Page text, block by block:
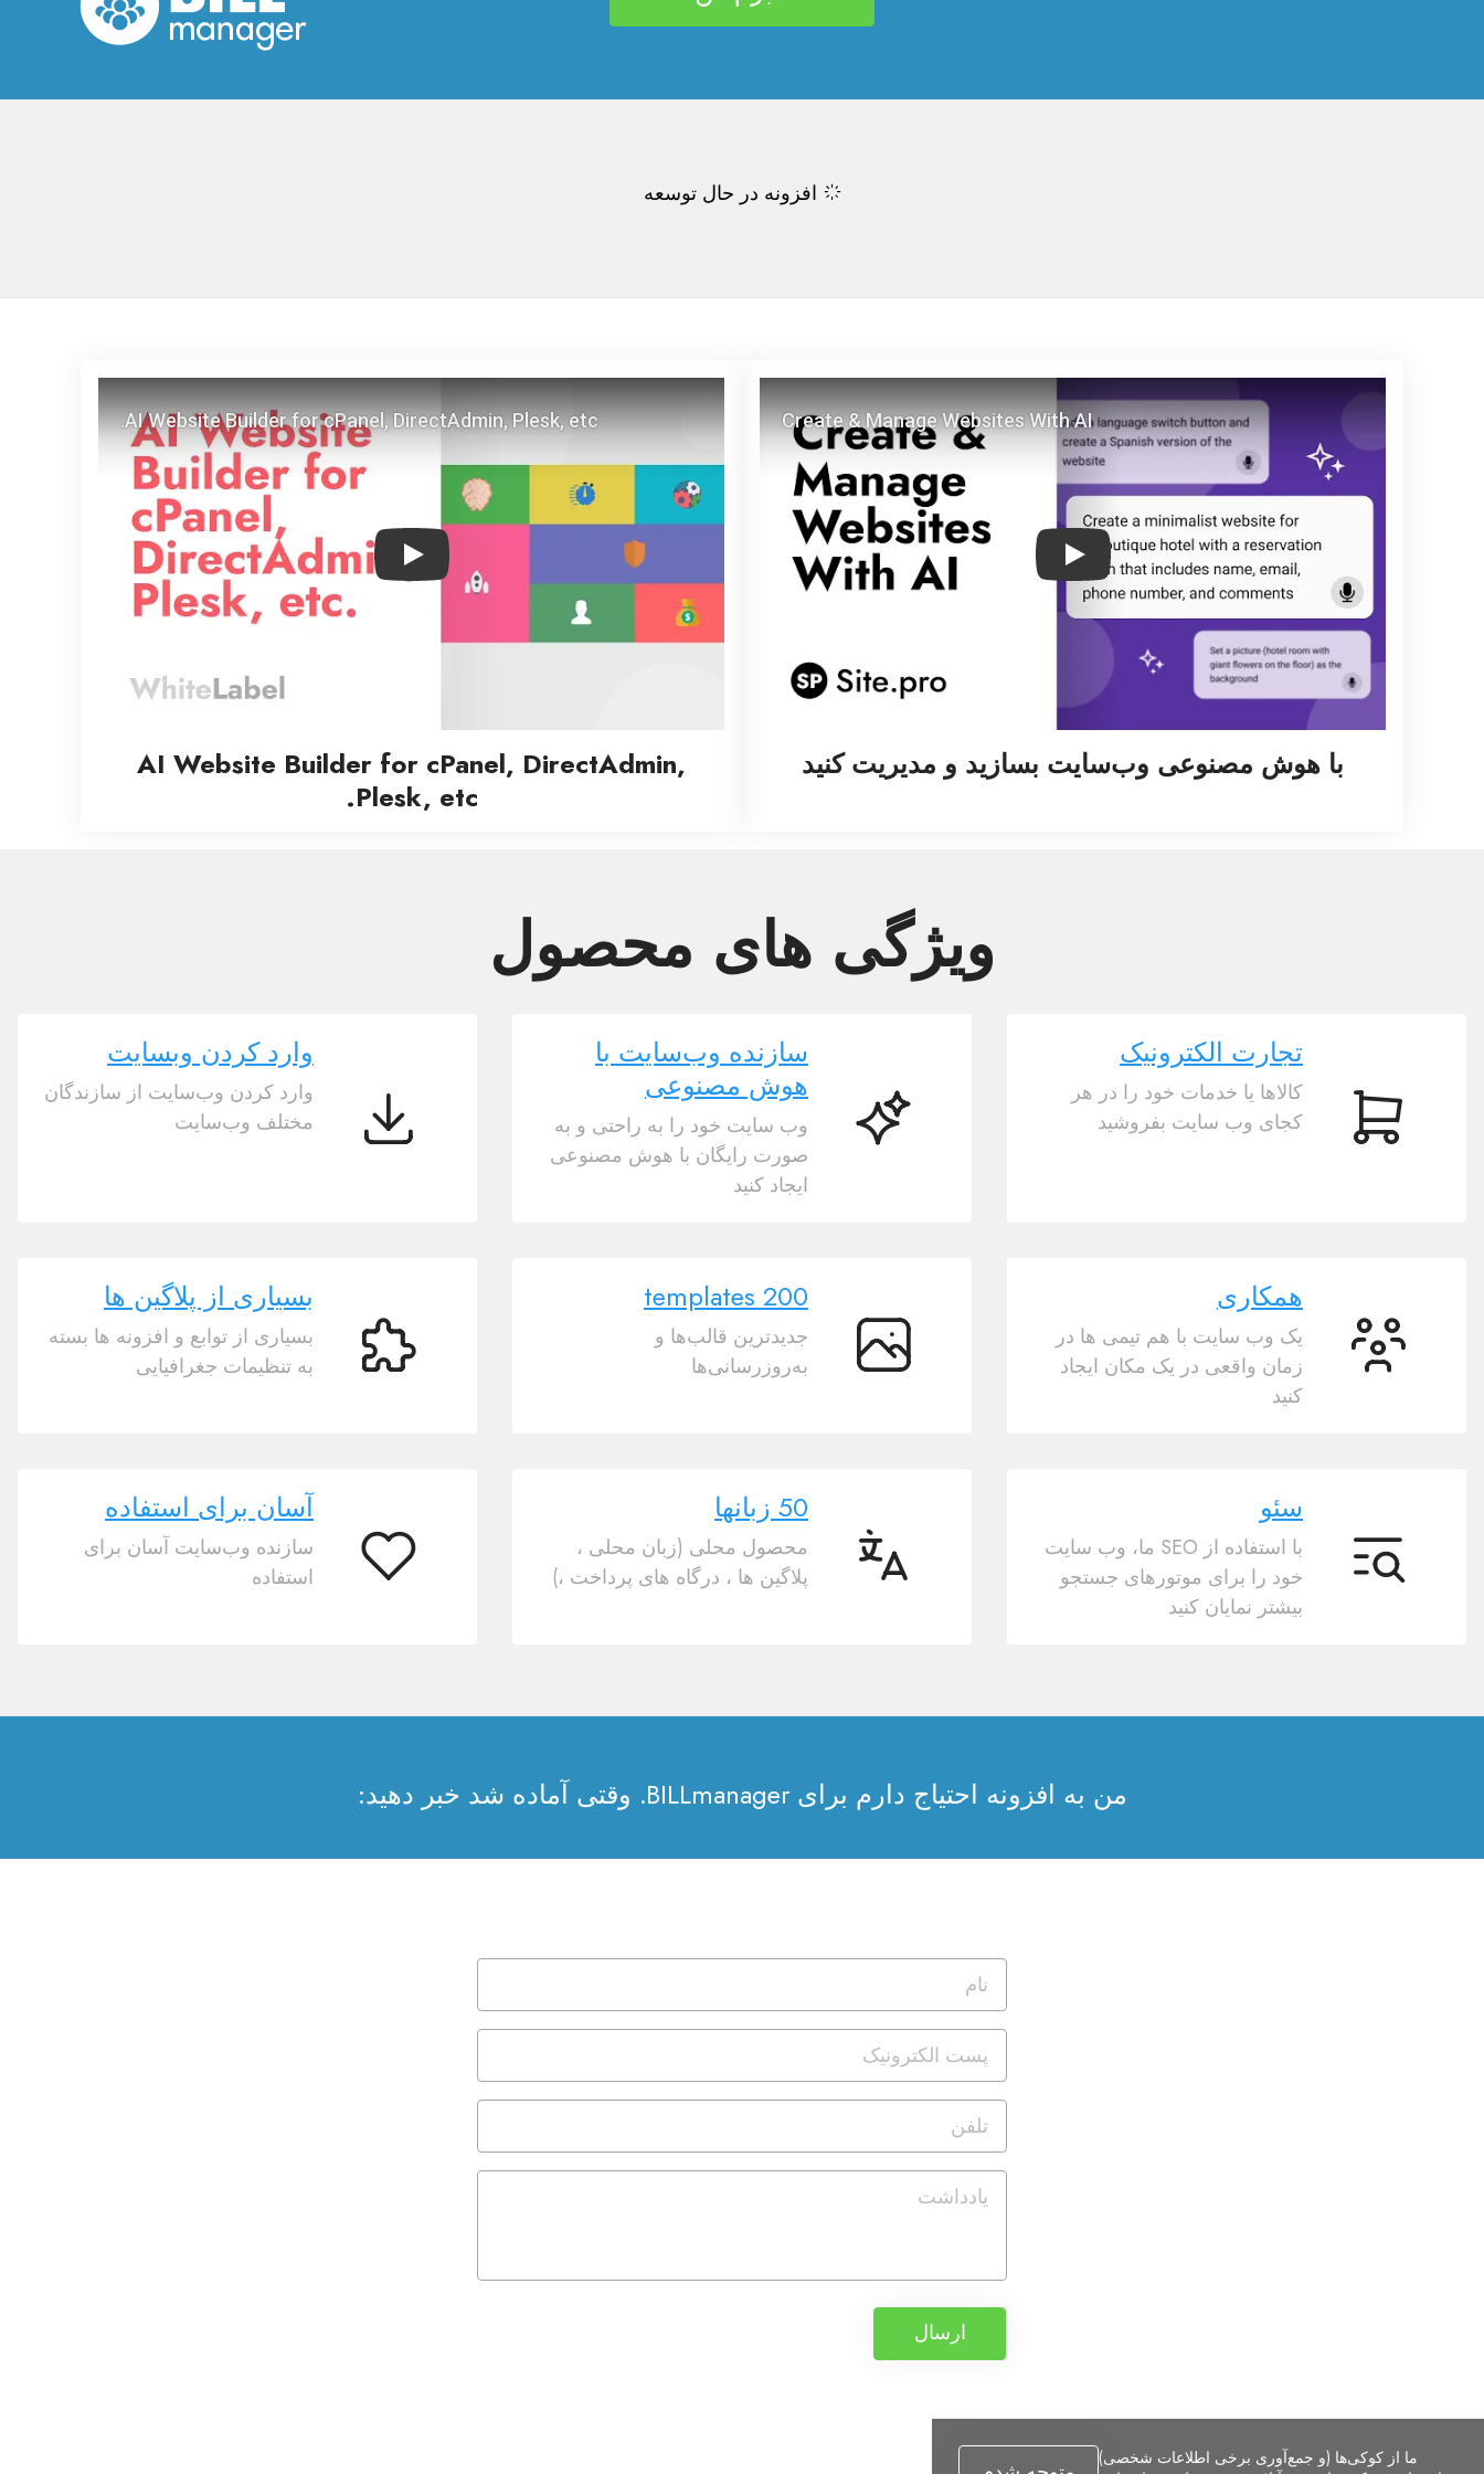
افزونه در حال توسعه
Play
با هوش مصنوعی وب‌سایت بسازید و مدیریت کنید
Play
AI Website Builder for cPanel, DirectAdmin,
Plesk, etc.
ویژگی های محصول
تجارت
تجارت الکترونیک
کالاها یا خدمات خود را در هر
کجای وب سایت بفروشید
سازنده
سازنده وب‌سایت با
هوش مصنوعی
وب سایت خود را به راحتی و به
صورت رایگان با هوش مصنوعی
ایجاد کنید
وارد
وارد کردن وبسایت
وارد کردن وب‌سایت از سازندگان
مختلف وب‌سایت
همکاری
همکاری
یک وب سایت با هم تیمی ها در
زمان واقعی در یک مکان ایجاد
کنید
200
200 templates
جدیدترین قالب‌ها و
به‌روزرسانی‌ها
بسیاری
بسیاری از پلاگین ها
بسیاری از توابع و افزونه ها بسته
به تنظیمات جغرافیایی
سئو
سئو
با استفاده از SEO ما، وب سایت
خود را برای موتورهای جستجو
بیشتر نمایان کنید
50
50 زبانها
محصول محلی (زبان محلی ،
پلاگین ها ، درگاه های پرداخت ،)
آسان
آسان برای استفاده
سازنده وب‌سایت آسان برای
استفاده
من به افزونه احتیاج دارم برای BILLmanager. وقتی آماده شد خبر دهید:
ارسال
ما از کوکی‌ها (و جمع‌آوری برخی اطلاعات شخصی)